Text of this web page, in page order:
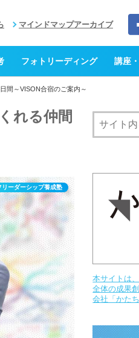
マインドマップアーカイブ
フォトリーディング 講座
間～VISON合宿のご案内～
れる仲間
リーダーシップ養成塾
本サイトは
全体の成果
会社「かた